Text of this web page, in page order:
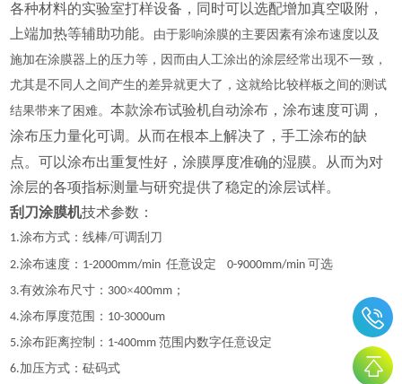
各种材料的实验室打样设备，同时可以选配增加真空吸附，
上端加热等辅助功能。
由于影响涂膜的主要因素有涂布速度以及
施加在涂膜器上的压力等，因而由人工涂出的涂层经常出现不一致，
尤其是不同人之间产生的差异就更大了，这就给比较样板之间的测试
结果带来了困难。本款涂布试验机自动涂布，涂布速度可调，
涂布压力量化可调 。
从而在根本上解决了，手工涂布的缺
点。可以涂布出重复性好，涂膜厚度准确的湿膜。从而为对
涂层的各项指标测量与研究提供了稳定的涂层试样。
刮刀涂膜机技术参数：
1.涂布方式：线棒/可调刮刀
2.涂布速度： 1-2000mm/min任意设定 0-9000mm/min 可选
3.有效涂布尺寸： 300×400mm ；
4.涂布厚度范围： 10-3000um
5.涂布距离控制： 1-400mm范围内数字任意设定
6.加压方式：砝码式